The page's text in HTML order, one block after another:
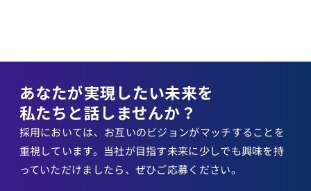
あなたが実現したい未来を
私たちと話しませんか？
採用においては、お互いのビジョンがマッチすることを
重視しています。当社が目指す未来に少しでも興味を持
っていただけましたら、ぜひご応募ください。